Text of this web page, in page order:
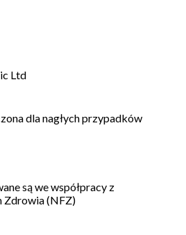
Ltd
dla nagłych przypadków
są we współpracy z
Zdrowia (NFZ)